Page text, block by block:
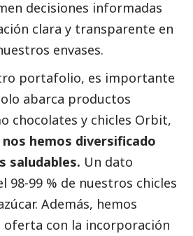
decisiones informadas
clara y transparente en
envases.
portafolio, es importante
abarca productos
chocolates y chicles Orbit,
nos hemos diversificado
saludables. Un dato
98-99 % de nuestros chicles
Además, hemos
con la incorporación